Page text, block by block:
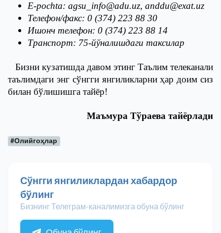
E-pochta: agsu_info@adu.uz, anddu@exat.uz
Телефон/факс: 0 (374) 223 88 30
Ишонч телефон: 0 (374) 223 88 14
Транспорт: 75-йўналишдаги таксилар
Бизни кузатишда давом этинг Таълим телеканали
таълимдаги энг сўнгги янгиликларни ҳар доим сиз
билан бўлишишга тайёр!
Маъмура Тўраева тайёрлади
#Олийгоҳлар
Сўнгги янгиликлардан хабардор
бўлинг
Бизнинг Телеграм-каналимизга обуна бўлинг